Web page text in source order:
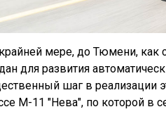
мере, до Тюмени, как
для развития
шаг в реализации
М-11 "Нева", по которой в